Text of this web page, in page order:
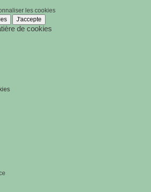
les cookies
J'accepte
de cookies